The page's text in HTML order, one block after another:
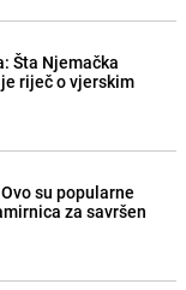
Šta Njemačka
riječ o vjerskim
su popularne
za savršen